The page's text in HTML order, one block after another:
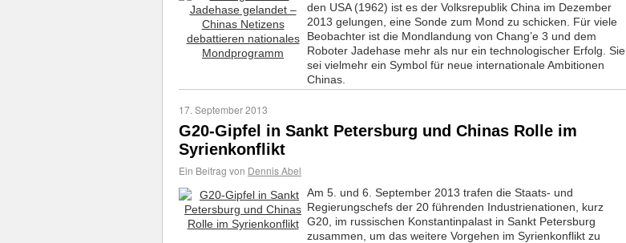
den USA (1962) ist es der Volksrepublik China im Dezember
2013 gelungen, eine Sonde zum Mond zu schicken. Für viele
Beobachter ist die Mondlandung von Chang’e 3 und dem
Roboter Jadehase mehr als nur ein technologischer Erfolg. Sie
sei vielmehr ein Symbol für neue internationale Ambitionen
Chinas.
17. September 2013
G20-Gipfel in Sankt Petersburg und Chinas Rolle im
Syrienkonflikt
Ein Beitrag von Dennis Abel
Am 5. und 6. September 2013 trafen die Staats- und
Regierungschefs der 20 führenden Industrienationen, kurz
G20, im russischen Konstantinpalast in Sankt Petersburg
zusammen, um das weitere Vorgehen im Syrienkonflikt zu